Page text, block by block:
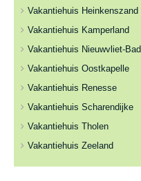
Vakantiehuis Heinkenszand
Vakantiehuis Kamperland
Vakantiehuis Nieuwvliet-Bad
Vakantiehuis Oostkapelle
Vakantiehuis Renesse
Vakantiehuis Scharendijke
Vakantiehuis Tholen
Vakantiehuis Zeeland